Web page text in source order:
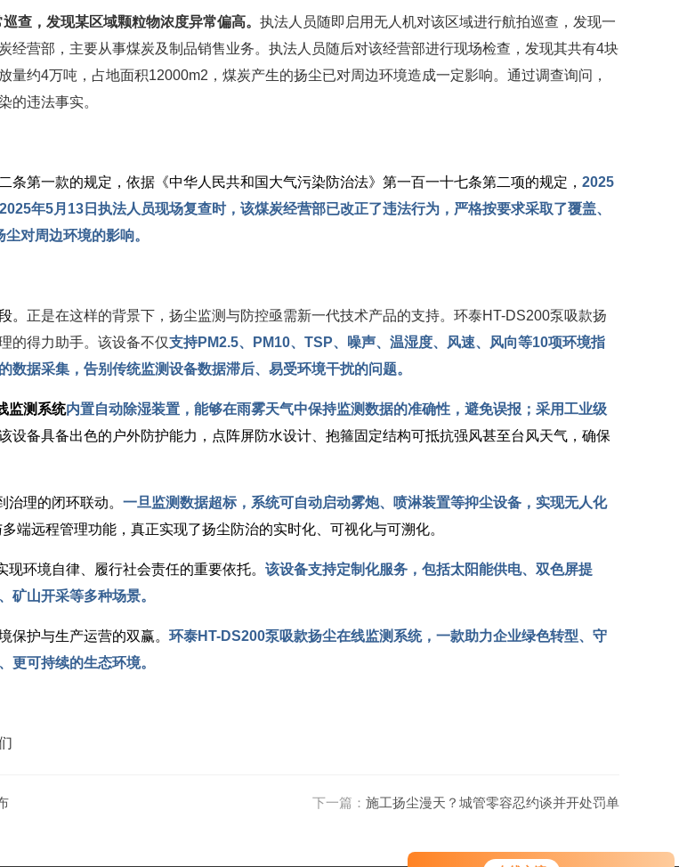
查，发现某区域颗粒物浓度异常偏高。执法人员随即启用无人机对该区域进行航拍巡查，发现一
营部，主要从事煤炭及制品销售业务。执法人员随后对该经营部进行现场检查，发现其共有4块
约4万吨，占地面积12000m2，煤炭产生的扬尘已对周边环境造成一定影响。通过调查询问，
的违法事实。
第一款的规定，依据《中华人民共和国大气污染防治法》第一百一十七条第二项的规定，2025
2025年5月13日执法人员现场复查时，该煤炭经营部已改正了违法行为，严格按要求采取了覆盖、
对周边环境的影响。
。 正是在这样的背景下，扬尘监测与防控亟需新一代技术产品的支持。环泰HT-DS200泵吸款扬
的得力助手。该设备不仅支持PM2.5、PM10、TSP、噪声、温湿度、风速、风向等10项环境指
数据采集，告别传统监测设备数据滞后、易受环境干扰的问题。
监测系统内置自动除湿装置，能够在雨雾天气中保持监测数据的准确性，避免误报；采用工业级
设备具备出色的户外防护能力，点阵屏防水设计、抱箍固定结构可抵抗强风甚至台风天气，确保
治理的闭环联动。一旦监测数据超标，系统可自动启动雾炮、喷淋装置等抑尘设备，实现无人化
端远程管理功能，真正实现了扬尘防治的实时化、可视化与可溯化。
现环境自律、履行社会责任的重要依托。该设备支持定制化服务，包括太阳能供电、双色屏提
矿山开采等多种场景。
保护与生产运营的双赢。环泰HT-DS200泵吸款扬尘在线监测系统，一款助力企业绿色转型、守
更可持续的生态环境。
下一篇： 施工扬尘漫天？城管零容忍约谈并开处罚单